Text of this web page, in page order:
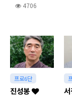
4706
프로6단
진성봉